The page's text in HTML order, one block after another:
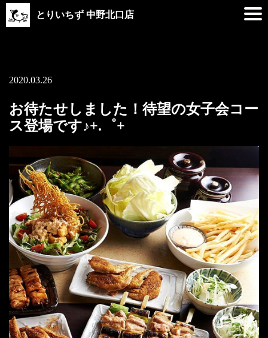
とりいちず 中野北口店
2020.03.26
お待たせしました！待望の女子会コー
ス登場です♪+.゜+